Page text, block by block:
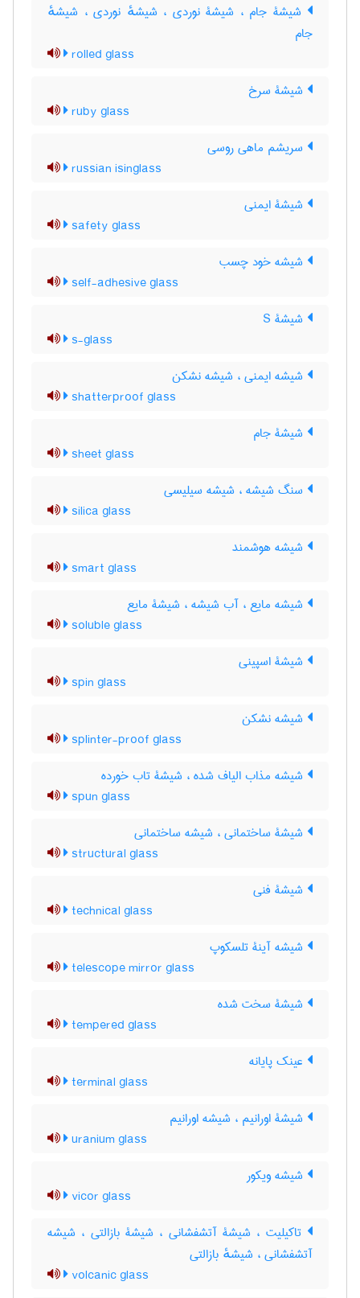
شیشۀ جام ، شیشۀ نوردی ، شیشهٔ نوردی ، شیشهٔ
جام
rolled glass
شیشۀ سرخ
ruby glass
سریشم ماهی روسی
russian isinglass
شیشۀ ایمنی
safety glass
شیشه خود چسب
self-adhesive glass
شیشۀ S
s-glass
شیشه ایمنی ، شیشه نشکن
shatterproof glass
شیشۀ جام
sheet glass
سنگ شیشه ، شیشه سیلیسی
silica glass
شیشه هوشمند
smart glass
شیشه مایع ، آب شیشه ، شیشۀ مایع
soluble glass
شیشۀ اسپینی
spin glass
شیشه نشکن
splinter-proof glass
شیشه مذاب الیاف شده ، شیشۀ تاب خورده
spun glass
شیشۀ ساختمانی ، شیشه ساختمانی
structural glass
شیشۀ فنی
technical glass
شیشه آینۀ تلسکوپ
telescope mirror glass
شیشۀ سخت شده
tempered glass
عینک پایانه
terminal glass
شیشۀ اورانیم ، شیشه اورانیم
uranium glass
شیشه ویکور
vicor glass
تاکیلیت ، شیشۀ آتشفشانی ، شیشۀ بازالتی ، شیشه
آتشفشانی ، شیشهٔ بازالتی
volcanic glass